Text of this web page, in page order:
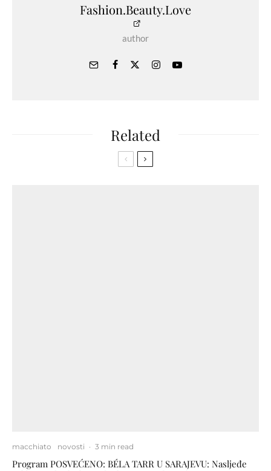
Fashion.Beauty.Love
author
Related
macchiato novosti · 3 min read
Program POSVEĆENO: BÉLA TARR U SARAJEVU: Nasljeđe